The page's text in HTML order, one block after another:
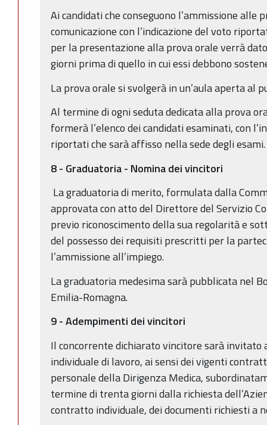
Ai candidati che conseguono l’ammissione alle
comunicazione con l’indicazione del voto
per la presentazione alla prova orale verrà
giorni prima di quello in cui essi debbono
La prova orale si svolgerà in un’aula aperta al
Al termine di ogni seduta dedicata alla prova
formerà l’elenco dei candidati esaminati, con
riportati che sarà affisso nella sede degli esami.
8 - Graduatoria - Nomina dei vincitori
La graduatoria di merito, formulata dalla
approvata con atto del Direttore del Servizio
previo riconoscimento della sua regolarità e
del possesso dei requisiti prescritti per la
l’ammissione all’impiego.
La graduatoria medesima sarà pubblicata nel
Emilia-Romagna.
9 - Adempimenti dei vincitori
Il concorrente dichiarato vincitore sarà
individuale di lavoro, ai sensi dei vigenti
personale della Dirigenza Medica,
termine di trenta giorni dalla richiesta
contratto individuale, dei documenti richiesti a